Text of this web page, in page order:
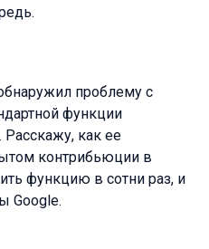
проблему с
функции
. Расскажу, как ее
контрибьюции в
функцию в сотни раз, и
Google.